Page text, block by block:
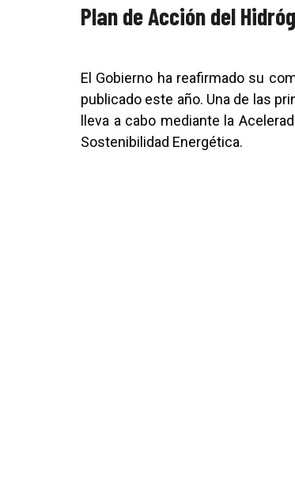
Plan de Acción del
El Gobierno ha reafirmado su
publicado este año. Una de las
lleva a cabo mediante la
Sostenibilidad Energética.